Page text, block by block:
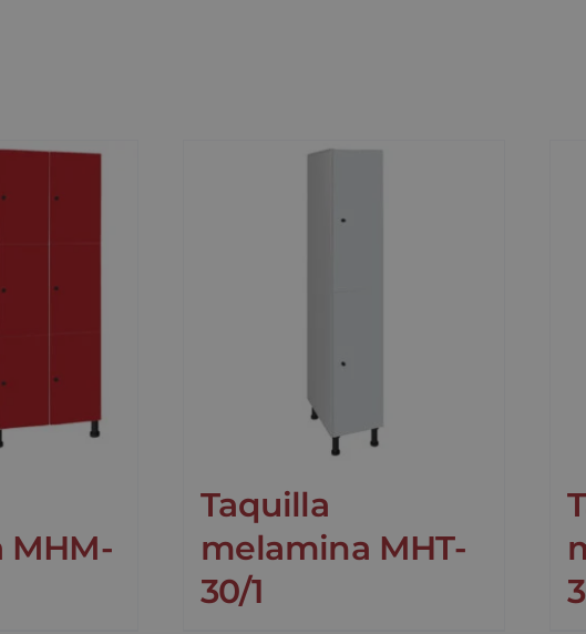
Taquilla
melamina MHT-
30/1